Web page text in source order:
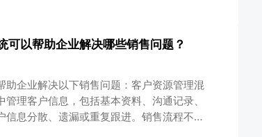
可以帮助企业解决哪些销售问题？
助企业解决以下销售问题：客户资源管理混
理客户信息，包括基本资料、沟通记录、
信息分散、遗漏或重复跟进。销售流程不规